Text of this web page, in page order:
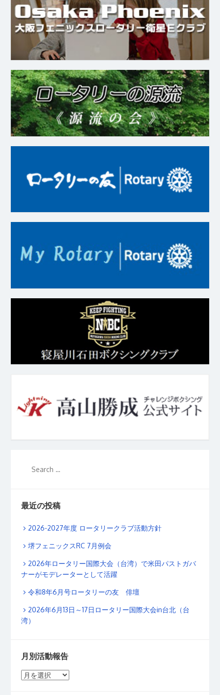
最近の投稿
2026-2027年度 ロータリークラブ活動方針
堺フェニックスRC 7月例会
2026年ロータリー国際大会（台湾）で米田パストガバ
ナーがモデレーターとして活躍
令和8年6月号ロータリーの友 俳壇
2026年6月13日～17日ロータリー国際大会in台北（台
湾）
月別活動報告
月